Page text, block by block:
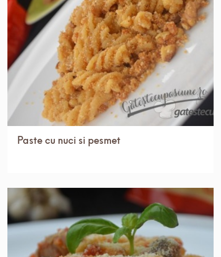
IN 30 MIN. MEDIU 4 PORTII
Paste cu nuci si pesmet